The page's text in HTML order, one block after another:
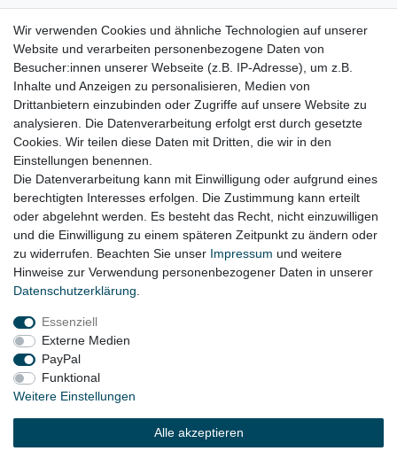
Audi A4 8K Bj. 09/2011 - 2015 (ab Facelift)
Audi A4 8K allroadBj. 09/2011 - 2016 (ab Facelift)
Audi A5 8F Cabrio Bj.09/2011- 2017(ab Facelift)
Audi A5 8T Coupe / Sportback Bj.09/2011- 2017(ab Facelift)
Lieferzeit etwa 1 bis 3 Werktage
Wir verwenden Cookies und ähnliche Technologien auf unserer
Website und verarbeiten personenbezogene Daten von
Besucher:innen unserer Webseite (z.B. IP-Adresse), um z.B.
Inhalte und Anzeigen zu personalisieren, Medien von
Drittanbietern einzubinden oder Zugriffe auf unsere Website zu
analysieren. Die Datenverarbeitung erfolgt erst durch gesetzte
Cookies. Wir teilen diese Daten mit Dritten, die wir in den
Einstellungen benennen.
Die Datenverarbeitung kann mit Einwilligung oder aufgrund eines
berechtigten Interesses erfolgen. Die Zustimmung kann erteilt
oder abgelehnt werden. Es besteht das Recht, nicht einzuwilligen
und die Einwilligung zu einem späteren Zeitpunkt zu ändern oder
zu widerrufen. Beachten Sie unser Impressum und weitere
Hinweise zur Verwendung personenbezogener Daten in unserer
Daten­schutz­erklärung
Essenziell
Externe Medien
PayPal
Funktional
Weitere Einstellungen
Alle akzeptieren
Impressum
Widerrufs­recht
© Copyright 2026 | Alle Rechte vorbehalten.